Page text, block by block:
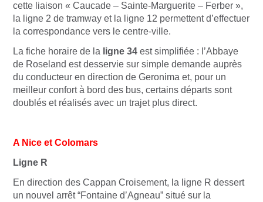
cette liaison « Caucade – Sainte-Marguerite – Ferber »,
la ligne 2 de tramway et la ligne 12 permettent d’effectuer
la correspondance vers le centre-ville.
La fiche horaire de la ligne 34 est simplifiée : l’Abbaye
de Roseland est desservie sur simple demande auprès
du conducteur en direction de Geronima et, pour un
meilleur confort à bord des bus, certains départs sont
doublés et réalisés avec un trajet plus direct.
A Nice et Colomars
Ligne R
En direction des Cappan Croisement, la ligne R dessert
un nouvel arrêt “Fontaine d’Agneau” situé sur la